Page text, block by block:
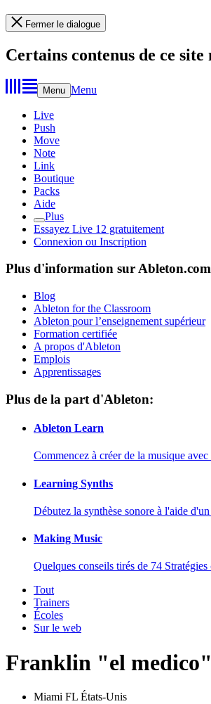
Fermer le dialogue
Certains contenus de ce
Menu Menu
Live
Push
Move
Note
Link
Boutique
Packs
Aide
Plus
Essayez Live 12 gratuitement
Connexion ou Inscription
Plus d'information sur
Blog
Ableton for the Classroom
Ableton pour l’enseignement supérieur
Formation certifiée
A propos d'Ableton
Emplois
Apprentissages
Plus de la part d'Ableton:
Ableton Learn
Commencez à créer de la musique
Learning Synths
Débutez la synthèse sonore à l'aide
Making Music
Quelques conseils tirés de 74
Tout
Trainers
Écoles
Sur le web
Franklin "el
Miami FL États-Unis